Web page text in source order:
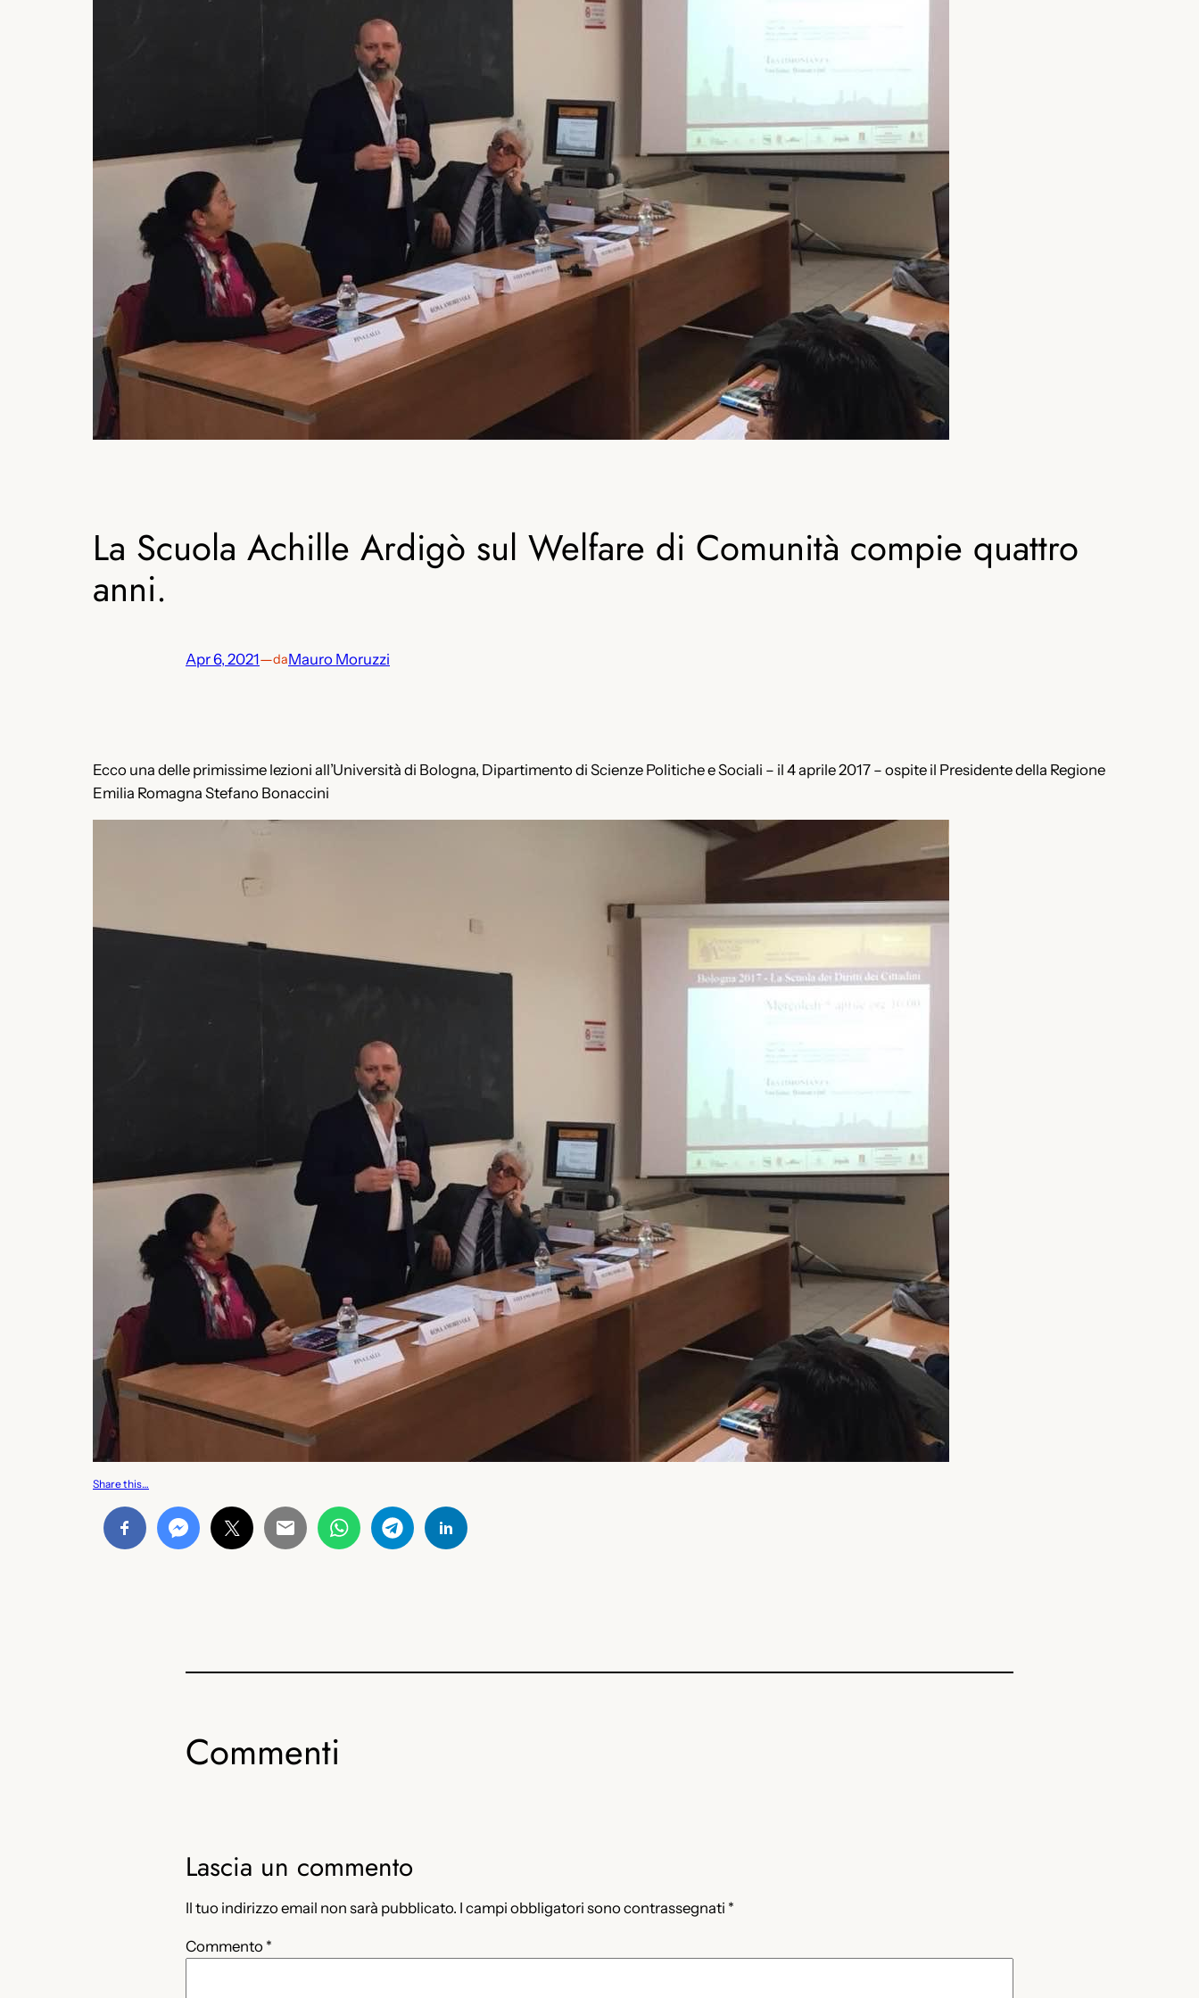
La Scuola Achille Ardigò sul Welfare di Comunità compie quattro
anni.
Apr 6, 2021—daMauro Moruzzi
Ecco una delle primissime lezioni all’Università di Bologna, Dipartimento di Scienze Politiche e Sociali – il 4 aprile 2017 – ospite il Presidente della Regione
Emilia Romagna Stefano Bonaccini
Share this…
Commenti
Lascia un commento
Il tuo indirizzo email non sarà pubblicato. I campi obbligatori sono contrassegnati *
Commento *